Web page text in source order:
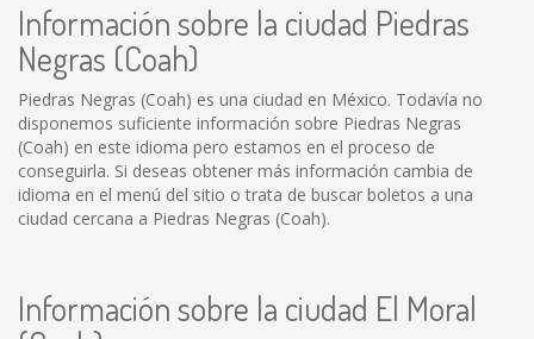
Información sobre la ciudad Piedras
Negras (Coah)
Piedras Negras (Coah) es una ciudad en México. Todavía no
disponemos suficiente información sobre Piedras Negras
(Coah) en este idioma pero estamos en el proceso de
conseguirla. Si deseas obtener más información cambia de
idioma en el menú del sitio o trata de buscar boletos a una
ciudad cercana a Piedras Negras (Coah).
Información sobre la ciudad El Moral